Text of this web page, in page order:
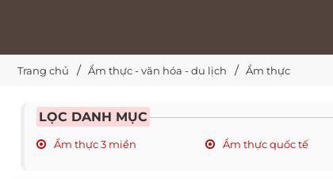
Trang chủ Ẩm thực - văn hóa - du lịch Ẩm thực
LỌC DANH MỤC
Ẩm thực 3 miền Ẩm thực quốc tế